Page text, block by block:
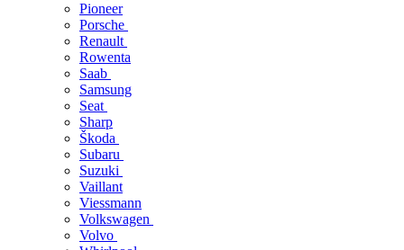
Pioneer
Porsche
Renault
Rowenta
Saab
Samsung
Seat
Sharp
Škoda
Subaru
Suzuki
Vaillant
Viessmann
Volkswagen
Volvo